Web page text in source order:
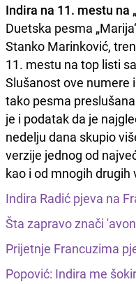
Indira na 11. mestu na
Duetska pesma
Stanko Marinković,
11. mestu na top listi
Slušanost ove numere
tako pesma
je i podatak da je
nedelju dana skupio
verzije jednog od
kao i od mnogih
Indira Radić pjeva na
Šta zapravo znači
Prijetnje Francuzima
Popović: Indira me